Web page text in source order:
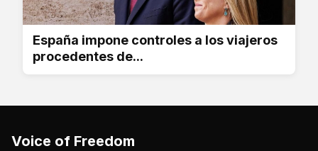
España impone controles a los viajeros
procedentes de...
Voice of Freedom